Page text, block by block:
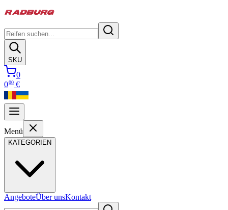
SKU
0
000 €
Menü
KATEGORIEN
AngeboteÜber unsKontakt